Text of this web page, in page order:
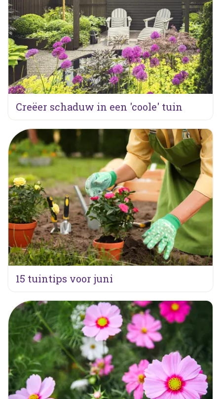
Creëer schaduw in een 'coole' tuin
15 tuintips voor juni